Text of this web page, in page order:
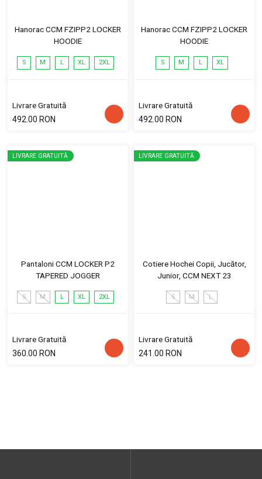
Hanorac CCM FZIPP2 LOCKER
HOODIE
S M L XL 2XL
Livrare Gratuită
492.00 RON
Hanorac CCM FZIPP2 LOCKER
HOODIE
S M L XL
Livrare Gratuită
492.00 RON
LIVRARE GRATUITĂ
Pantaloni CCM LOCKER P2
TAPERED JOGGER
S M L XL 2XL
Livrare Gratuită
360.00 RON
LIVRARE GRATUITĂ
Cotiere Hochei Copii, Jucător,
Junior, CCM NEXT 23
S M L
Livrare Gratuită
241.00 RON